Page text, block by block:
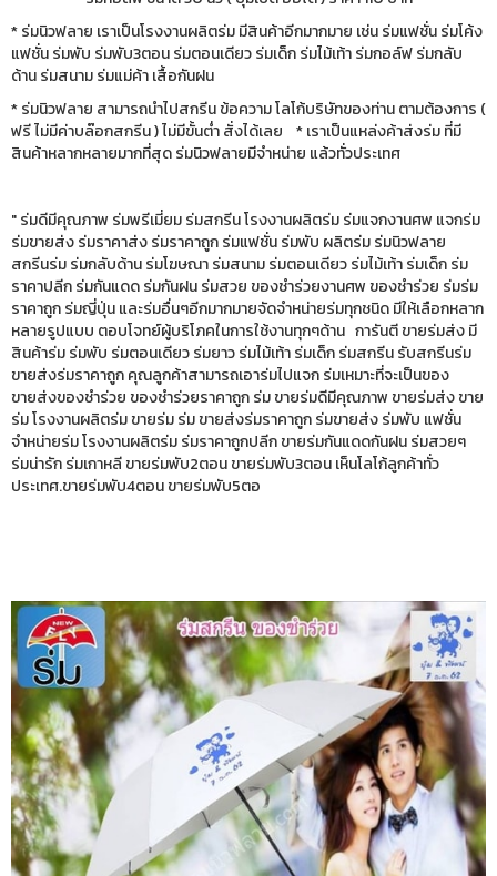
* ร่มนิวฟลาย เราเป็นโรงงานผลิตร่ม มีสินค้าอีกมากมาย เช่น ร่มแฟชั่น ร่มโค้ง
แฟชั่น ร่มพับ ร่มพับ3ตอน ร่มตอนเดียว ร่มเด็ก ร่มไม้เท้า ร่มกอล์ฟ ร่มกลับ
ด้าน ร่มสนาม ร่มแม่ค้า เสื้อกันฝน
* ร่มนิวฟลาย สามารถนำไปสกรีน ข้อความ โลโก้บริษัทของท่าน ตามต้องการ (
ฟรี ไม่มีค่าบล๊อกสกรีน ) ไม่มีขั้นต่ำ สั่งได้เลย * เราเป็นแหล่งค้าส่งร่ม ที่มี
สินค้าหลากหลายมากที่สุด ร่มนิวฟลายมีจำหน่าย แล้วทั่วประเทศ
" ร่มดีมีคุณภาพ ร่มพรีเมี่ยม ร่มสกรีน โรงงานผลิตร่ม ร่มแจกงานศพ แจกร่ม
ร่มขายส่ง ร่มราคาส่ง ร่มราคาถูก ร่มแฟชั่น ร่มพับ ผลิตร่ม ร่มนิวฟลาย
สกรีนร่ม ร่มกลับด้าน ร่มโฆษณา ร่มสนาม ร่มตอนเดียว ร่มไม้เท้า ร่มเด็ก ร่ม
ราคาปลีก ร่มกันแดด ร่มกันฝน ร่มสวย ของชำร่วยงานศพ ของชำร่วย ร่มร่ม
ราคาถูก ร่มญี่ปุ่น และร่มอื่นๆอีกมากมายจัดจำหน่ายร่มทุกชนิด มีให้เลือกหลาก
หลายรูปแบบ ตอบโจทย์ผู้บริโภคในการใช้งานทุกๆด้าน การันตี ขายร่มส่ง มี
สินค้าร่ม ร่มพับ ร่มตอนเดียว ร่มยาว ร่มไม้เท้า ร่มเด็ก ร่มสกรีน รับสกรีนร่ม
ขายส่งร่มราคาถูก คุณลูกค้าสามารถเอาร่มไปแจก ร่มเหมาะที่จะเป็นของ
ขายส่งของชำร่วย ของชำร่วยราคาถูก ร่ม ขายร่มดีมีคุณภาพ ขายร่มส่ง ขาย
ร่ม โรงงานผลิตร่ม ขายร่ม ร่ม ขายส่งร่มราคาถูก ร่มขายส่ง ร่มพับ แฟชั่น
จำหน่ายร่ม โรงงานผลิตร่ม ร่มราคาถูกปลีก ขายร่มกันแดดกันฝน ร่มสวยๆ
ร่มน่ารัก ร่มเกาหลี ขายร่มพับ2ตอน ขายร่มพับ3ตอน เห็นโลโก้ลูกค้าทั่ว
ประเทศ.ขายร่มพับ4ตอน ขายร่มพับ5ตอ